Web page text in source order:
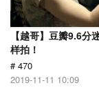
【越哥】豆瓣9.6
样拍！
# 470
2019-11-11 10:09